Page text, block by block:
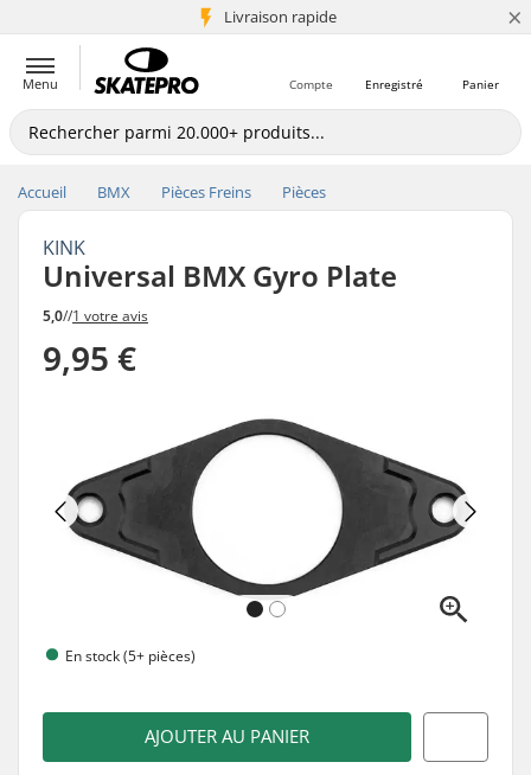
Livraison rapide
+5 mio de clients ×
Menu Panier
Enregistré
Compte
Accueil BMX Pièces Freins Pièces
KINK
Universal BMX Gyro Plate
5,0//1 votre avis
9,95 €
En stock (5+ pièces)
AJOUTER AU PANIER